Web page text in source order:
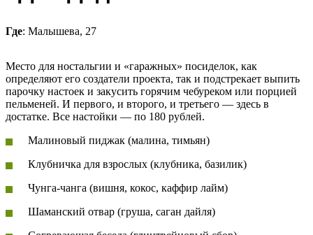
Где: Малышева, 27
Место для ностальгии и «гаражных» посиделок, как
определяют его создатели проекта, так и подстрекает выпить
парочку настоек и закусить горячим чебуреком или порцией
пельменей. И первого, и второго, и третьего — здесь в
достатке. Все настойки — по 180 рублей.
Малиновый пиджак (малина, тимьян)
Клубничка для взрослых (клубника, базилик)
Чунга-чанга (вишня, кокос, каффир лайм)
Шаманский отвар (груша, саган дайля)